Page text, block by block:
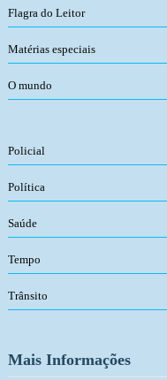
Flagra do Leitor
Matérias especiais
O mundo
Policial
Política
Saúde
Tempo
Trânsito
Mais Informações